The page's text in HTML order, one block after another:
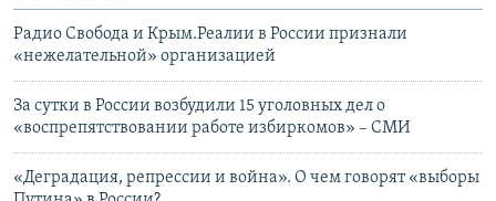
Радио Свобода и Крым.Реалии в России признали
«нежелательной» организацией
За сутки в России возбудили 15 уголовных дел о
«воспрепятствовании работе избиркомов» – СМИ
«Деградация, репрессии и война». О чем говорят «выборы